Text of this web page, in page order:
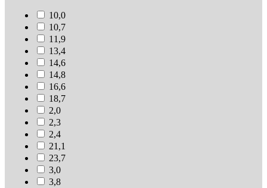
10,0
10,7
11,9
13,4
14,6
14,8
16,6
18,7
2,0
2,3
2,4
21,1
23,7
3,0
3,8